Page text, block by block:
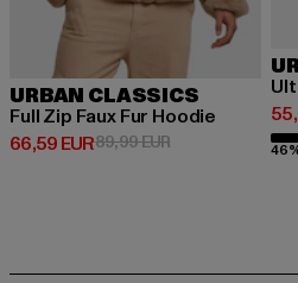
URBAN CLASSICS
Full Zip Faux Fur Hoodie
66,59 EUR
Derzeitiger Preis: 66,59 EUR
89,99 EURAktionspreis: